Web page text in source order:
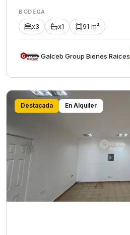
BODEGA
x3 x1 91 m²
Galceb Group Bienes Raices
Destacada En Alquiler